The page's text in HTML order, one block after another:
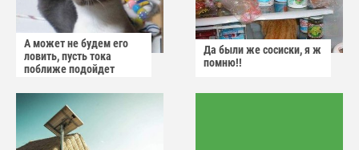
А может не будем его
ловить, пусть тока
поближе подойдет
Да были же сосиски, я ж
помню!!